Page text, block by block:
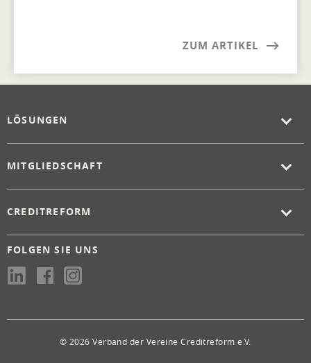
ZUM ARTIKEL
LÖSUNGEN
MITGLIEDSCHAFT
CREDITREFORM
FOLGEN SIE UNS
© 2026 Verband der Vereine Creditreform e.V.